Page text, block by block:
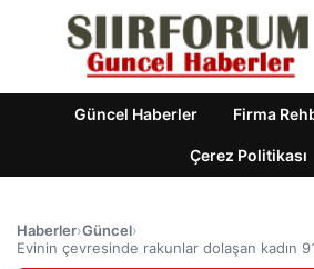
Güncel Haberler Firma
Çerez Politikası
Haberler›Güncel›
Evinin çevresinde rakunlar dolaşan kadın